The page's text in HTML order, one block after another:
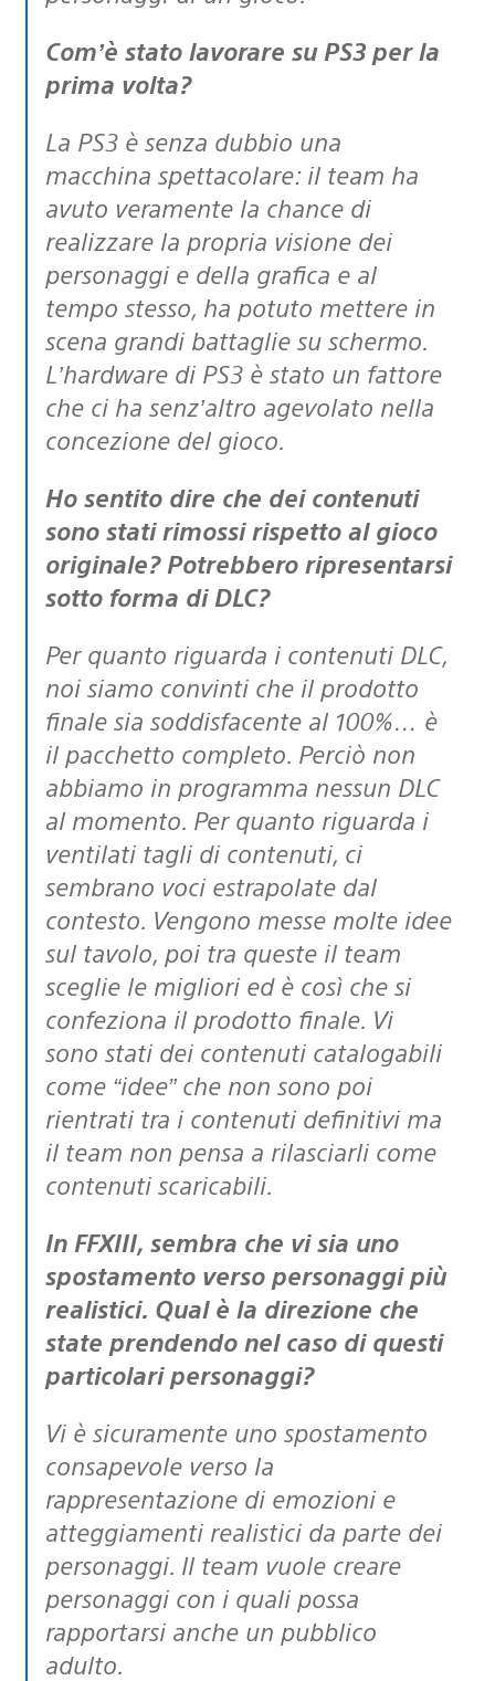
Com’è stato lavorare su PS3 per la
prima volta?
La PS3 è senza dubbio una
macchina spettacolare: il team ha
avuto veramente la chance di
realizzare la propria visione dei
personaggi e della grafica e al
tempo stesso, ha potuto mettere in
scena grandi battaglie su schermo.
L’hardware di PS3 è stato un fattore
che ci ha senz’altro agevolato nella
concezione del gioco.
Ho sentito dire che dei contenuti
sono stati rimossi rispetto al gioco
originale? Potrebbero ripresentarsi
sotto forma di DLC?
Per quanto riguarda i contenuti DLC,
noi siamo convinti che il prodotto
finale sia soddisfacente al 100%… è
il pacchetto completo. Perciò non
abbiamo in programma nessun DLC
al momento. Per quanto riguarda i
ventilati tagli di contenuti, ci
sembrano voci estrapolate dal
contesto. Vengono messe molte idee
sul tavolo, poi tra queste il team
sceglie le migliori ed è così che si
confeziona il prodotto finale. Vi
sono stati dei contenuti catalogabili
come “idee” che non sono poi
rientrati tra i contenuti definitivi ma
il team non pensa a rilasciarli come
contenuti scaricabili.
In FFXIII, sembra che vi sia uno
spostamento verso personaggi più
realistici. Qual è la direzione che
state prendendo nel caso di questi
particolari personaggi?
Vi è sicuramente uno spostamento
consapevole verso la
rappresentazione di emozioni e
atteggiamenti realistici da parte dei
personaggi. Il team vuole creare
personaggi con i quali possa
rapportarsi anche un pubblico
adulto.